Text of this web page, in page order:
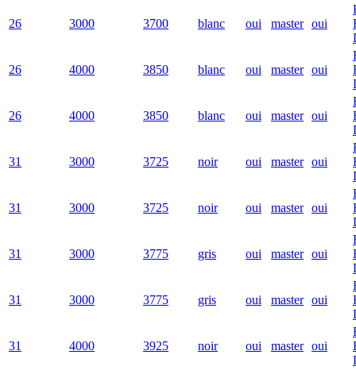
26 3000 3700 blanc oui master oui
26 4000 3850 blanc oui master oui
26 4000 3850 blanc oui master oui
31 3000 3725 noir oui master oui
31 3000 3725 noir oui master oui
31 3000 3775 gris oui master oui
31 3000 3775 gris oui master oui
31 4000 3925 noir oui master oui